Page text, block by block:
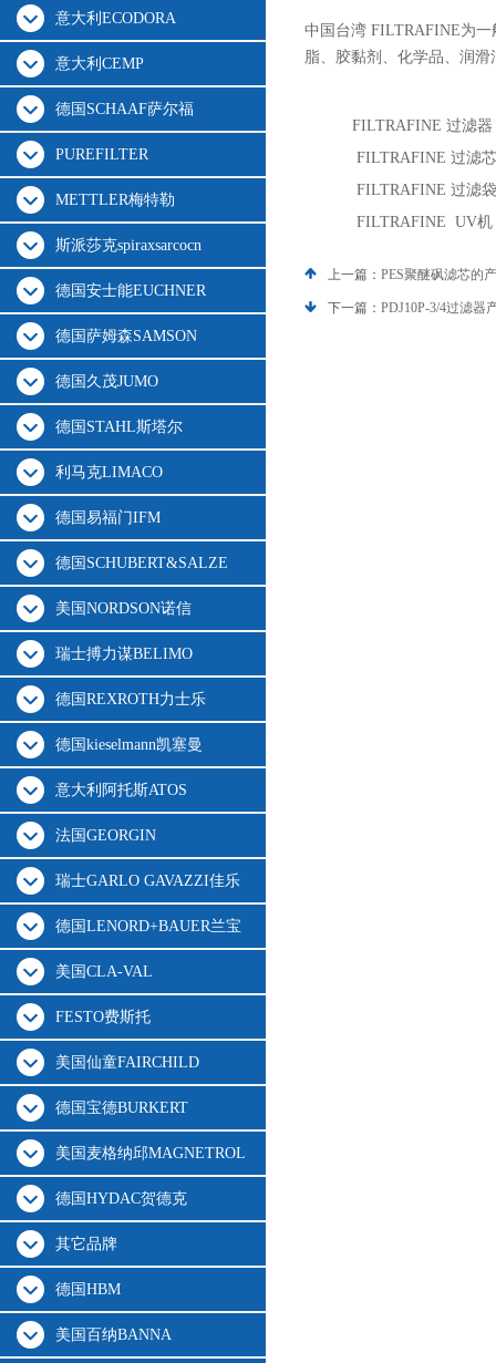
意大利ECODORA
意大利CEMP
德国SCHAAF萨尔福
PUREFILTER
METTLER梅特勒
斯派莎克spiraxsarcocn
德国安士能EUCHNER
德国萨姆森SAMSON
德国久茂JUMO
德国STAHL斯塔尔
利马克LIMACO
德国易福门IFM
德国SCHUBERT&SALZE
美国NORDSON诺信
瑞士搏力谋BELIMO
德国REXROTH力士乐
德国kieselmann凯塞曼
意大利阿托斯ATOS
法国GEORGIN
瑞士GARLO GAVAZZI佳乐
德国LENORD+BAUER兰宝
美国CLA-VAL
FESTO费斯托
美国仙童FAIRCHILD
德国宝德BURKERT
美国麦格纳邱MAGNETROL
德国HYDAC贺德克
其它品牌
德国HBM
美国百纳BANNA
中国台湾 FILTRAFINE为一
脂、胶黏剂、化学品、润
FILTRAFINE 过滤器
FILTRAFINE 过滤芯
FILTRAFINE 过滤袋
FILTRAFINE UV机
上一篇： PES聚醚砜滤芯的
下一篇： PDJ10P-3/4过滤器